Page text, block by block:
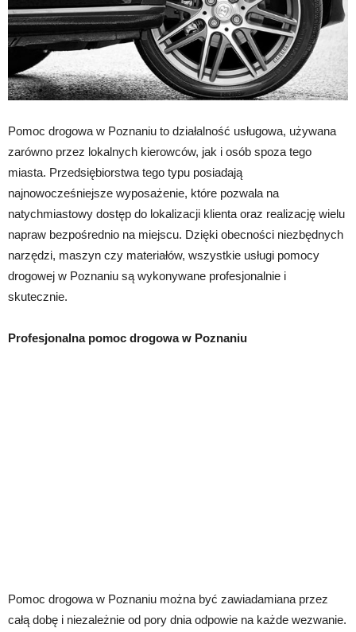
Pomoc drogowa w Poznaniu to działalność usługowa, używana
zarówno przez lokalnych kierowców, jak i osób spoza tego
miasta. Przedsiębiorstwa tego typu posiadają
najnowocześniejsze wyposażenie, które pozwala na
natychmiastowy dostęp do lokalizacji klienta oraz realizację wielu
napraw bezpośrednio na miejscu. Dzięki obecności niezbędnych
narzędzi, maszyn czy materiałów, wszystkie usługi pomocy
drogowej w Poznaniu są wykonywane profesjonalnie i
skutecznie.
Profesjonalna pomoc drogowa w Poznaniu
Pomoc drogowa w Poznaniu można być zawiadamiana przez
całą dobę i niezależnie od pory dnia odpowie na każde wezwanie.